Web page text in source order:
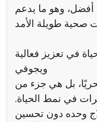
أفضل، وهو ما يدعم
في تعزيز فعالية
ويجوفي
بل هي جزء من
في نمط الحياة.
وحده دون تحسين